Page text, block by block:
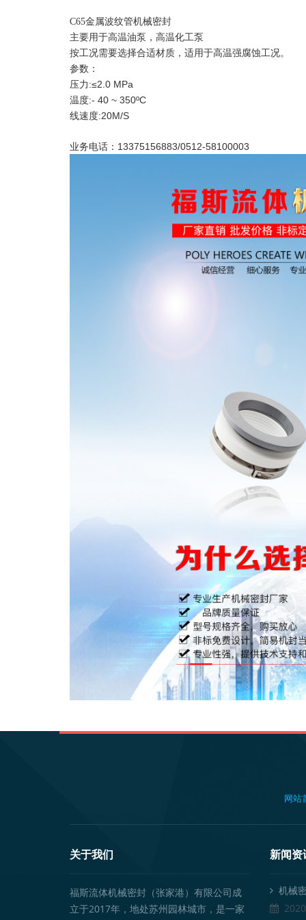
C65金属波纹管机械密封
主要用于高温油泵，高温化工泵
按工况需要选择合适材质，适用于高温强腐蚀工况。
参数：
压力 :≤2.0 MPa
温度:- 40 ~ 350ºC
线速度:20M/S
业务电话：13375156883/0512-58100003
网站
关于我们
福斯流体机械密封（张家港）有限公司成
立于2017年，地处苏州园林城市，是一家
新闻资
机械